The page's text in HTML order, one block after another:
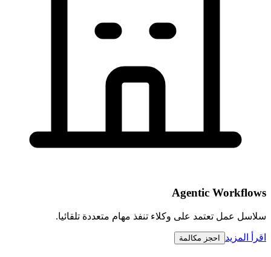
Agentic Workflows
سلاسل عمل تعتمد على وكلاء تنفذ مهام متعددة تلقائيا.
اقرأ المزيد احجز مكالمة